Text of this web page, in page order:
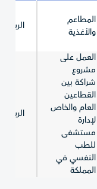
المطاعم
والأغذية
الرياض
العمل على
مشروع
شراكة بين
القطاعين
العام والخاص
لإدارة
مستشفى
للطب
النفسي في
المملكة
الرياض